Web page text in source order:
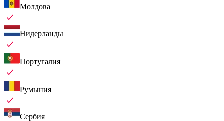
Молдова
Нидерланды
Португалия
Румыния
Сербия